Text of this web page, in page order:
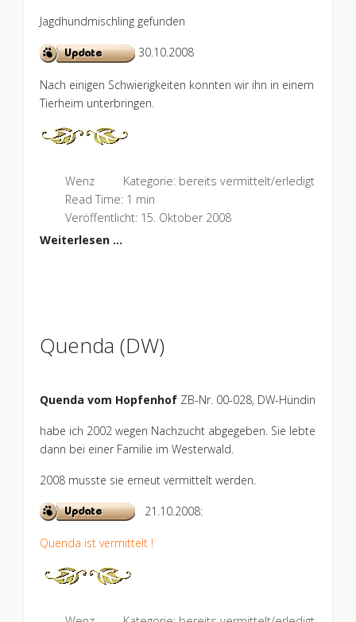
Jagdhundmischling gefunden
30.10.2008
Nach einigen Schwierigkeiten konnten wir ihn in einem
Tierheim unterbringen.
Wenz Kategorie: bereits vermittelt/erledigt
Read Time: 1 min
Veröffentlicht: 15. Oktober 2008
Weiterlesen …
Quenda (DW)
Quenda vom HopfenhofZB-Nr. 00-028, DW-Hündin
habe ich 2002 wegen Nachzucht abgegeben. Sie lebte
dann bei einer Familie im Westerwald.
2008 musste sie erneut vermittelt werden.
21.10.2008:
Quenda ist vermittelt !